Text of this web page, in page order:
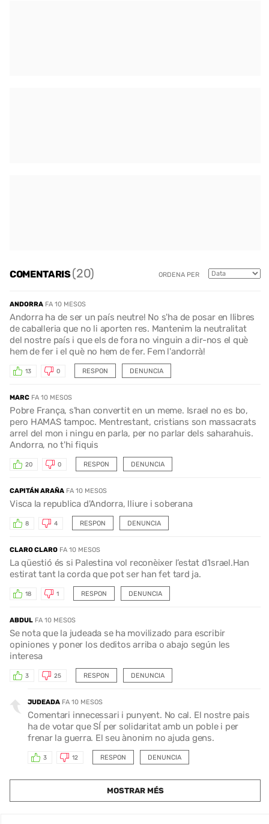
COMENTARIS(20) ORDENA PER
ANDORRA FA 10 MESOS
Andorra ha de ser un país neutre! No s'ha de posar en llibres
de caballeria que no li aporten res. Mantenim la neutralitat
del nostre país i que els de fora no vinguin a dir-nos el què
hem de fer i el què no hem de fer. Fem l'andorrà!
RESPON
13 0 DENUNCIA
MARC FA 10 MESOS
Pobre França, s'han convertit en un meme. Israel no es bo,
pero HAMAS tampoc. Mentrestant, cristians son massacrats
arrel del mon i ningu en parla, per no parlar dels saharahuis.
Andorra, no t'hi fiquis
RESPON
20 0 DENUNCIA
CAPITÁN ARAÑA FA 10 MESOS
Visca la republica d'Andorra, lliure i soberana
RESPON
8 4 DENUNCIA
CLARO CLARO FA 10 MESOS
La qüestió és si Palestina vol reconèixer l’estat d’Israel.Han
estirat tant la corda que pot ser han fet tard ja.
RESPON
18 1 DENUNCIA
ABDUL FA 10 MESOS
Se nota que la judeada se ha movilizado para escribir
opiniones y poner los deditos arriba o abajo según les
interesa
RESPON
3 25 DENUNCIA
JUDEADA FA 10 MESOS
Comentari innecessari i punyent. No cal. El nostre pais
ha de votar que SÍ per solidaritat amb un poble i per
frenar la guerra. El seu ànonim no ajuda gens.
RESPON
3 12 DENUNCIA
MOSTRAR MÉS